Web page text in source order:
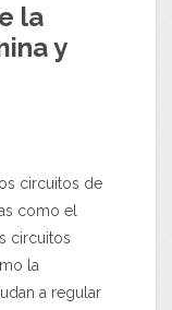
la
y
circuitos de
como el
circuitos
la
a regular